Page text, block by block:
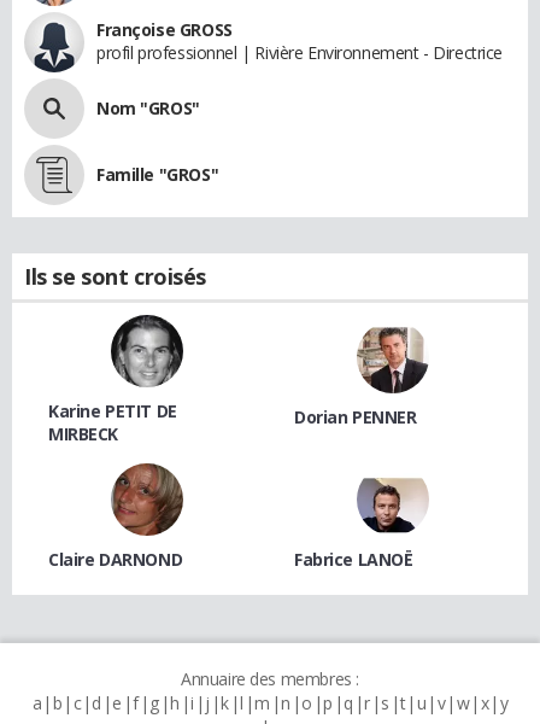
Françoise GROSS
profil professionnel | Rivière Environnement - Directrice
Nom "GROS"
Famille "GROS"
Ils se sont croisés
Karine PETIT DE
MIRBECK
Dorian PENNER
Claire DARNOND Fabrice LANOË
Annuaire des membres :
a b c d e f g h i j k l m n o p q r s t u v w x y